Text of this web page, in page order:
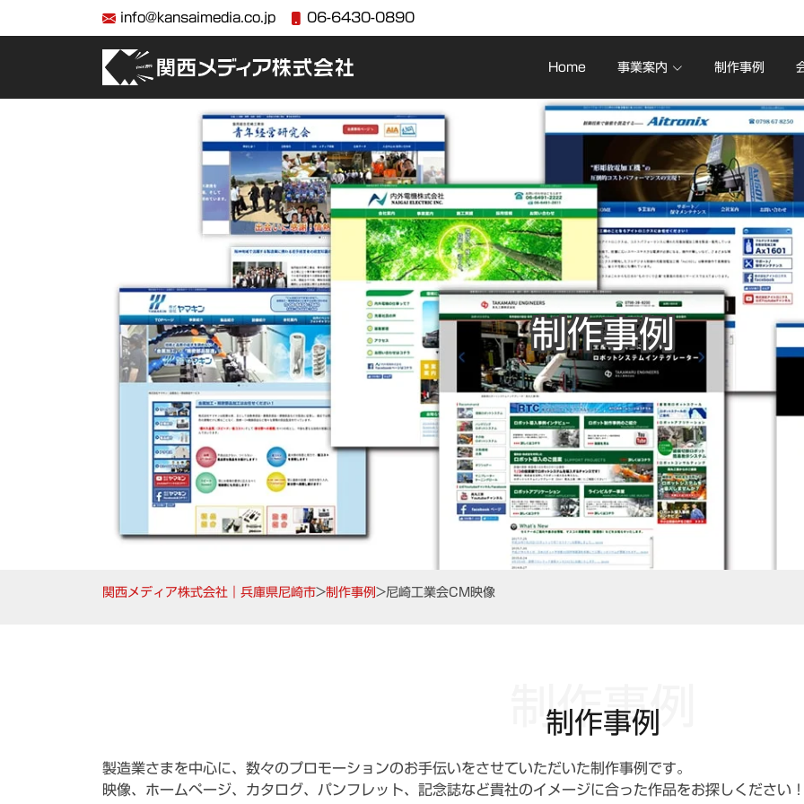
info@kansaimedia.co.jp 06-6430-0890
Home 事業案内 制作事例
制作事例
関西メディア株式会社｜兵庫県尼崎市>制作事例 >尼崎工業会CM映像
制作事例
制作事例
製造業さまを中心に、数々のプロモーションのお手伝いをさせていただいた制作事例です。
映像、ホームページ、カタログ、パンフレット、記念誌など貴社のイメージに合った作品をお探しください